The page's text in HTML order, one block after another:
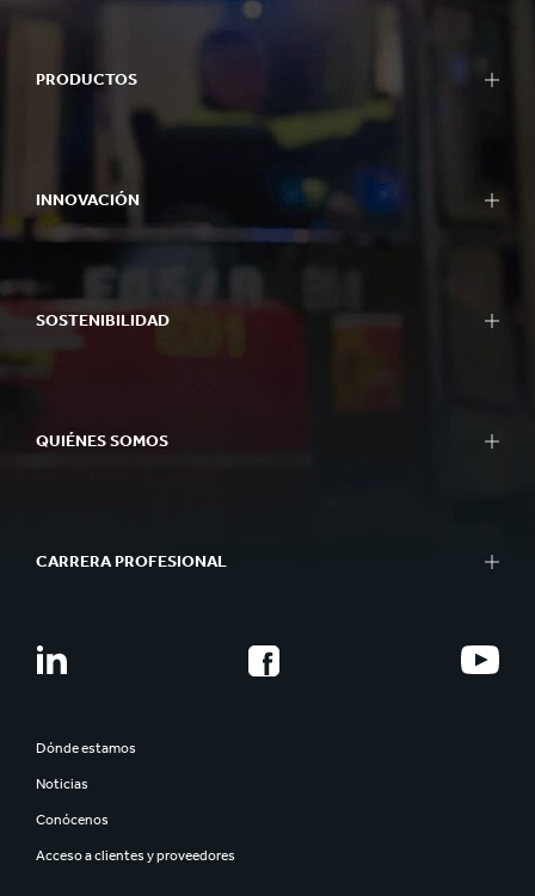
PRODUCTOS
INNOVACIÓN
SOSTENIBILIDAD
QUIÉNES SOMOS
CARRERA PROFESIONAL
Dónde estamos
Noticias
Conócenos
Acceso a clientes y proveedores